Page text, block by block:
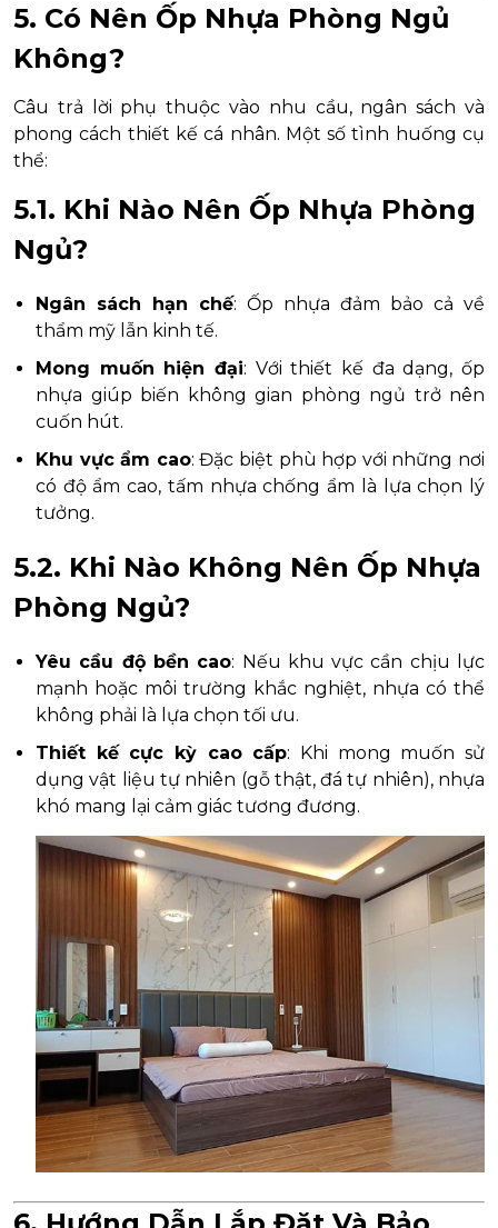
5. Có Nên Ốp Nhựa Phòng Ngủ
Không?
Câu trả lời phụ thuộc vào nhu cầu, ngân sách và
phong cách thiết kế cá nhân. Một số tình huống cụ
thể:
5.1. Khi Nào Nên Ốp Nhựa Phòng
Ngủ?
Ngân sách hạn chế: Ốp nhựa đảm bảo cả về
thẩm mỹ lẫn kinh tế.
Mong muốn hiện đại: Với thiết kế đa dạng, ốp
nhựa giúp biến không gian phòng ngủ trở nên
cuốn hút.
Khu vực ẩm cao: Đặc biệt phù hợp với những nơi
có độ ẩm cao, tấm nhựa chống ẩm là lựa chọn lý
tưởng.
5.2. Khi Nào Không Nên Ốp Nhựa
Phòng Ngủ?
Yêu cầu độ bền cao: Nếu khu vực cần chịu lực
mạnh hoặc môi trường khắc nghiệt, nhựa có thể
không phải là lựa chọn tối ưu.
Thiết kế cực kỳ cao cấp: Khi mong muốn sử
dụng vật liệu tự nhiên (gỗ thật, đá tự nhiên), nhựa
khó mang lại cảm giác tương đương.